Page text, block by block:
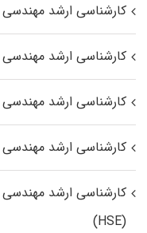
کارشناسی ارشد مهندسی
کارشناسی ارشد مهندسی
کارشناسی ارشد
کارشناسی ارشد
کارشناسی ارشد
(HSE)